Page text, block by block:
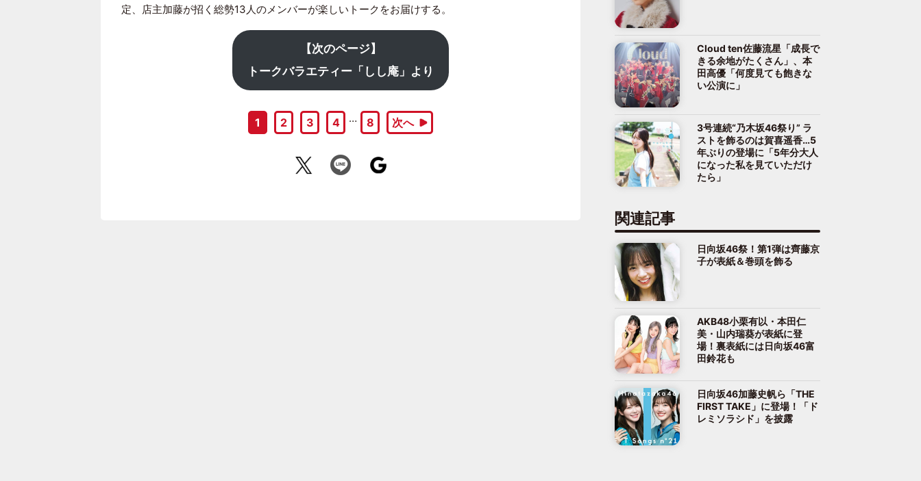
定、店主加藤が招く総勢13人のメンバーが楽しいトークをお届けする。
【次のページ】
トークバラエティー「しし庵」より
1 2 3 4 … 8 次へ
Cloud ten佐藤流星「成長で
きる余地がたくさん」、本
田高優「何度見ても飽きな
い公演に」
3号連続“乃木坂46祭り” ラ
ストを飾るのは賀喜遥香…5
年ぶりの登場に「5年分大人
になった私を見ていただけ
たら」
関連記事
日向坂46祭！第1弾は齊藤京
子が表紙＆巻頭を飾る
AKB48小栗有以・本田仁
美・山内瑞葵が表紙に登
場！裏表紙には日向坂46富
田鈴花も
日向坂46加藤史帆ら「THE
FIRST TAKE」に登場！「ド
レミソラシド」を披露